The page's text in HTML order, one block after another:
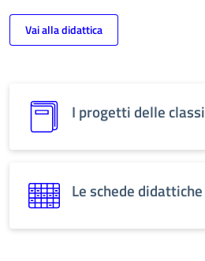
Vai alla didattica
I progetti delle classi
Le schede didattiche